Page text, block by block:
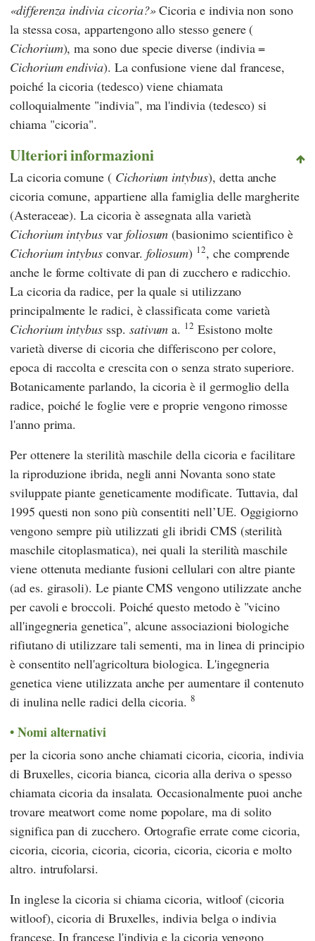
differenza indivia cicoria? Cicoria e indivia non sono
la stessa cosa, appartengono allo stesso genere (
Cichorium), ma sono due specie diverse (indivia =
Cichorium endivia). La confusione viene dal francese,
poiché la cicoria (tedesco) viene chiamata
colloquialmente "indivia", ma l'indivia (tedesco) si
chiama "cicoria".
Ulteriori informazioni
La cicoria comune ( Cichorium intybus), detta anche
cicoria comune, appartiene alla famiglia delle margherite
(Asteraceae). La cicoria è assegnata alla varietà
Cichorium intybus var foliosum (basionimo scientifico è
Cichorium intybus convar. foliosum) 12, che comprende
anche le forme coltivate di pan di zucchero e radicchio.
La cicoria da radice, per la quale si utilizzano
principalmente le radici, è classificata come varietà
Cichorium intybus ssp. sativum a. 12 Esistono molte
varietà diverse di cicoria che differiscono per colore,
epoca di raccolta e crescita con o senza strato superiore.
Botanicamente parlando, la cicoria è il germoglio della
radice, poiché le foglie vere e proprie vengono rimosse
l'anno prima.
Per ottenere la sterilità maschile della cicoria e facilitare
la riproduzione ibrida, negli anni Novanta sono state
sviluppate piante geneticamente modificate. Tuttavia, dal
1995 questi non sono più consentiti nell’UE. Oggigiorno
vengono sempre più utilizzati gli ibridi CMS (sterilità
maschile citoplasmatica), nei quali la sterilità maschile
viene ottenuta mediante fusioni cellulari con altre piante
(ad es. girasoli). Le piante CMS vengono utilizzate anche
per cavoli e broccoli. Poiché questo metodo è "vicino
all'ingegneria genetica", alcune associazioni biologiche
rifiutano di utilizzare tali sementi, ma in linea di principio
è consentito nell'agricoltura biologica. L'ingegneria
genetica viene utilizzata anche per aumentare il contenuto
di inulina nelle radici della cicoria. 8
Nomi alternativi
per la cicoria sono anche chiamati cicoria, cicoria, indivia
di Bruxelles, cicoria bianca, cicoria alla deriva o spesso
chiamata cicoria da insalata. Occasionalmente puoi anche
trovare meatwort come nome popolare, ma di solito
significa pan di zucchero. Ortografie errate come cicoria,
cicoria, cicoria, cicoria, cicoria, cicoria, cicoria e molto
altro. intrufolarsi.
In inglese la cicoria si chiama cicoria, witloof (cicoria
witloof), cicoria di Bruxelles, indivia belga o indivia
francese. In francese l'indivia e la cicoria vengono